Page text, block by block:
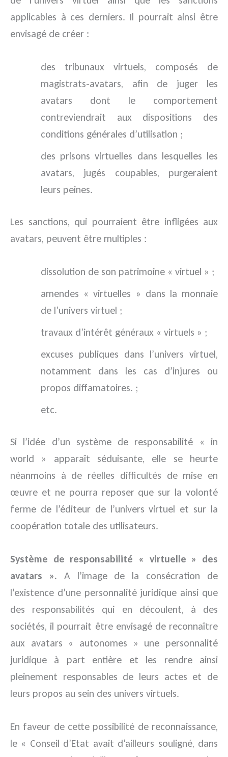
applicables à ces derniers. Il pourrait ainsi être
envisagé de créer :
des tribunaux virtuels, composés de
magistrats-avatars, afin de juger les
avatars dont le comportement
contreviendrait aux dispositions des
conditions générales d’utilisation ;
des prisons virtuelles dans lesquelles les
avatars, jugés coupables, purgeraient
leurs peines.
Les sanctions, qui pourraient être infligées aux
avatars, peuvent être multiples :
dissolution de son patrimoine « virtuel » ;
amendes « virtuelles » dans la monnaie
de l’univers virtuel ;
travaux d’intérêt généraux « virtuels » ;
excuses publiques dans l’univers virtuel,
notamment dans les cas d’injures ou
propos diffamatoires. ;
etc.
Si l’idée d’un système de responsabilité « in
world » apparaît séduisante, elle se heurte
néanmoins à de réelles difficultés de mise en
œuvre et ne pourra reposer que sur la volonté
ferme de l’éditeur de l’univers virtuel et sur la
coopération totale des utilisateurs.
Système de responsabilité « virtuelle » des
avatars ». A l’image de la consécration de
l’existence d’une personnalité juridique ainsi que
des responsabilités qui en découlent, à des
sociétés, il pourrait être envisagé de reconnaître
aux avatars « autonomes » une personnalité
juridique à part entière et les rendre ainsi
pleinement responsables de leurs actes et de
leurs propos au sein des univers virtuels.
En faveur de cette possibilité de reconnaissance,
le « Conseil d’Etat avait d’ailleurs souligné, dans